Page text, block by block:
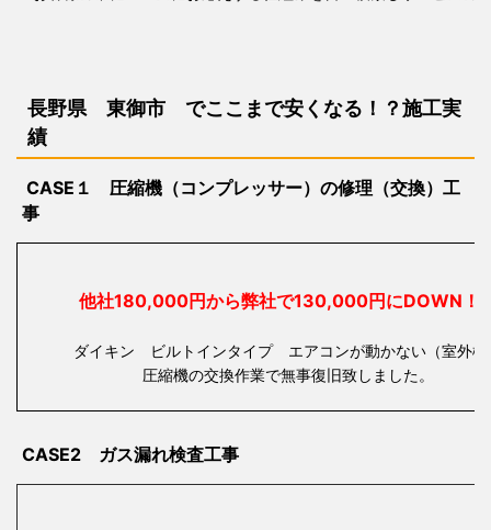
長野県 東御市 でここまで安くなる！？施工実
績
CASE１ 圧縮機（コンプレッサー）の修理（交換）工
事
他社180,000円から弊社で130,000円に
ダイキン ビルトインタイプ エアコンが動かない（室外機
圧縮機の交換作業で無事復旧致しました。
CASE2 ガス漏れ検査工事